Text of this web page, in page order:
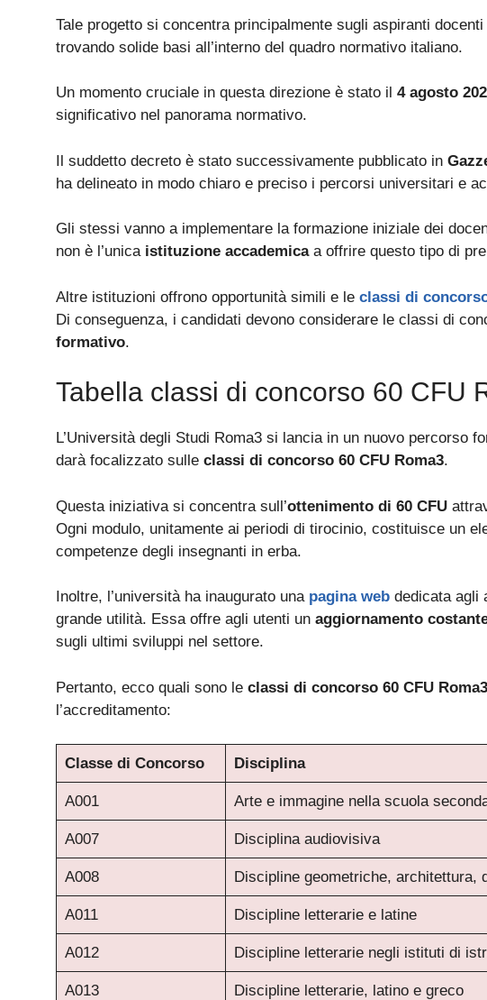
Tale progetto si concentra principalmente sugli aspiranti
trovando solide basi all’interno del quadro normativo italiano.
Un momento cruciale in questa direzione è stato il 4 agosto
significativo nel panorama normativo.
Il suddetto decreto è stato successivamente pubblicato in
ha delineato in modo chiaro e preciso i percorsi universitari e
Gli stessi vanno a implementare la formazione iniziale dei
non è l’unica istituzione accademicaa offrire questo tipo di
Altre istituzioni offrono opportunità simili e le classi di
Di conseguenza, i candidati devono considerare le classi di
formativo.
Tabella classi di concorso 60 CFU
L’Università degli Studi Roma3 si lancia in un nuovo percorso
darà focalizzato sulle classi di concorso 60 CFU Roma3.
Questa iniziativa si concentra sull’ottenimento di 60 CFU
Ogni modulo, unitamente ai periodi di tirocinio, costituisce un
competenze degli insegnanti in erba.
Inoltre, l’università ha inaugurato una pagina web dedicata agli
grande utilità. Essa offre agli utenti un aggiornamento
sugli ultimi sviluppi nel settore.
Pertanto, ecco quali sono le classi di concorso 60 CFU Roma3
l’accreditamento:
Classe di Concorso Disciplina
A001 Arte e immagine nella scuola
A007 Disciplina audiovisiva
A008 Discipline geometriche, architettura,
A011 Discipline letterarie e latine
A012 Discipline letterarie negli istituti di
A013 Discipline letterarie, latino e greco
Bando ATA
Guida omaggio